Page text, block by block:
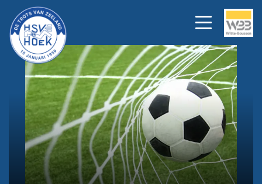
Bekijk alle foto's